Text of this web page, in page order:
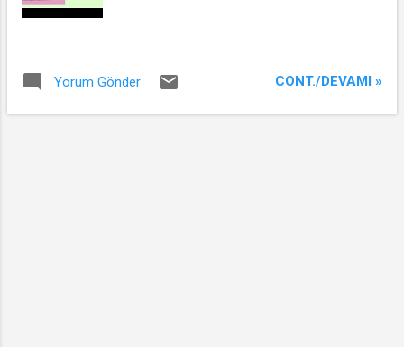
Yorum Gönder CONT./DEVAMI »